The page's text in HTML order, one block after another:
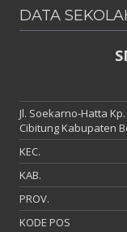
DATA
Jl. Soekarno-Hatta
Cibitung Kabupaten
KEC.
KAB.
PROV.
KODE POS